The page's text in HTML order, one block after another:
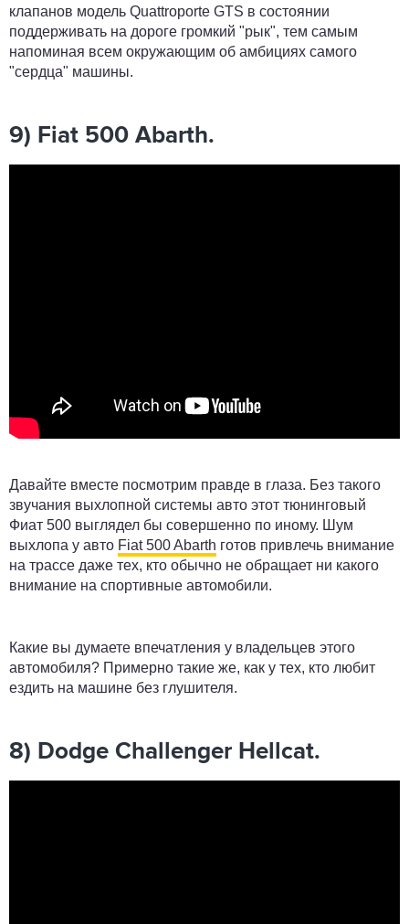
клапанов модель Quattroporte GTS в состоянии
поддерживать на дороге громкий "рык", тем самым
напоминая всем окружающим об амбициях самого
"сердца" машины.
9) Fiat 500 Abarth.
Давайте вместе посмотрим правде в глаза. Без такого
звучания выхлопной системы авто этот тюнинговый
Фиат 500 выглядел бы совершенно по иному. Шум
выхлопа у авто Fiat 500 Abarth готов привлечь внимание
на трассе даже тех, кто обычно не обращает ни какого
внимание на спортивные автомобили.
Какие вы думаете впечатления у владельцев этого
автомобиля? Примерно такие же, как у тех, кто любит
ездить на машине без глушителя.
8) Dodge Challenger Hellcat.